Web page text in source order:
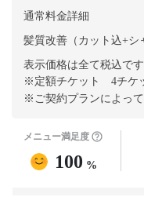
通常料金詳細
髪質改善（カット込+シ
表示価格は全て税込です
※定額チケット 4チケ
※ご契約プランによっ
メニュー満足度
100 %